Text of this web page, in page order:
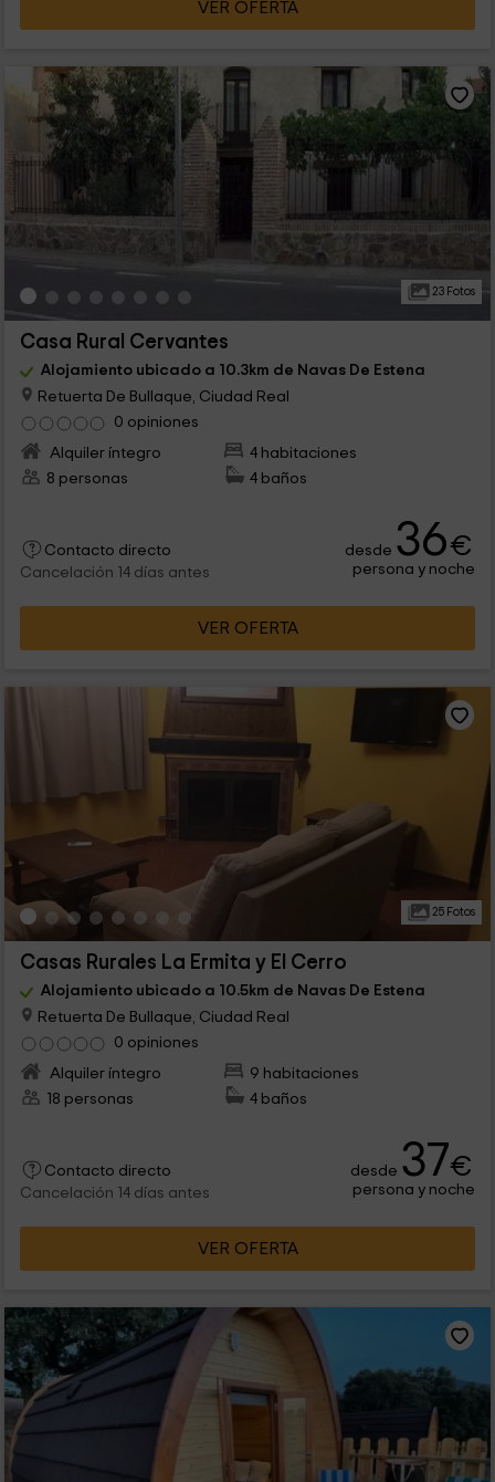
VER OFERTA
23 Fotos
Casa Rural Cervantes
Alojamiento ubicado a 10.3km de Navas De Estena
Retuerta De Bullaque, Ciudad Real
0 opiniones
Alquiler íntegro
4 habitaciones
8 personas
4 baños
Contacto directo
Cancelación 14 días antes
desde 36€
persona y noche
VER OFERTA
25 Fotos
Casas Rurales La Ermita y El Cerro
Alojamiento ubicado a 10.5km de Navas De Estena
Retuerta De Bullaque, Ciudad Real
0 opiniones
Alquiler íntegro
9 habitaciones
18 personas
4 baños
Contacto directo
Cancelación 14 días antes
desde 37€
persona y noche
VER OFERTA